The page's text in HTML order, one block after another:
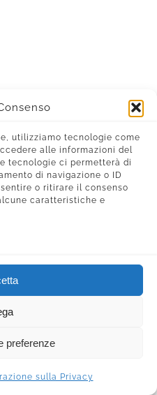
utilizziamo tecnologie come
alle informazioni del
tecnologie ci permetterà di
di navigazione o ID
o ritirare il consenso
caratteristiche e
preferenze
sulla Privacy